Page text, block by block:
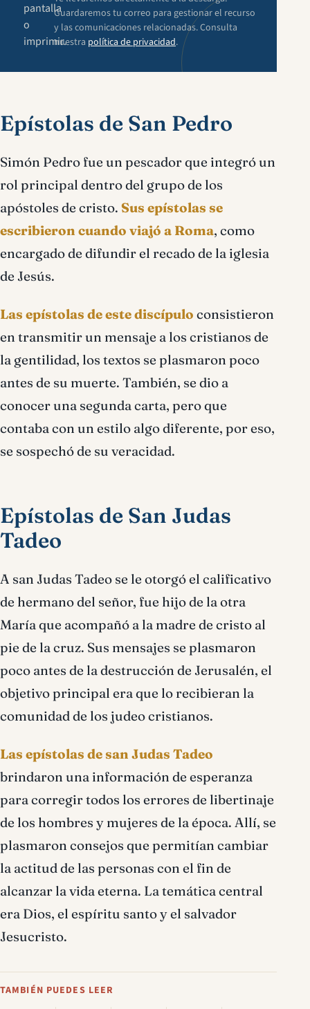
pantalla
o
imprimir.
Guardaremos tu correo para gestionar el recurso
y las comunicaciones relacionadas. Consulta
nuestra política de privacidad.
Epístolas de San Pedro
Simón Pedro fue un pescador que integró un
rol principal dentro del grupo de los
apóstoles de cristo. Sus epístolas se
escribieron cuando viajó a Roma, como
encargado de difundir el recado de la iglesia
de Jesús.
Las epístolas de este discípulo consistieron
en transmitir un mensaje a los cristianos de
la gentilidad, los textos se plasmaron poco
antes de su muerte. También, se dio a
conocer una segunda carta, pero que
contaba con un estilo algo diferente, por eso,
se sospechó de su veracidad.
Epístolas de San Judas
Tadeo
A san Judas Tadeo se le otorgó el calificativo
de hermano del señor, fue hijo de la otra
María que acompañó a la madre de cristo al
pie de la cruz. Sus mensajes se plasmaron
poco antes de la destrucción de Jerusalén, el
objetivo principal era que lo recibieran la
comunidad de los judeo cristianos.
Las epístolas de san Judas Tadeo
brindaron una información de esperanza
para corregir todos los errores de libertinaje
de los hombres y mujeres de la época. Allí, se
plasmaron consejos que permitían cambiar
la actitud de las personas con el fin de
alcanzar la vida eterna. La temática central
era Dios, el espíritu santo y el salvador
Jesucristo.
TAMBIÉN PUEDES LEER